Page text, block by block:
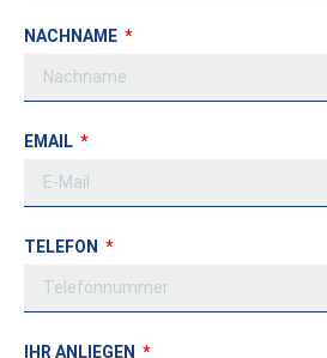
NACHNAME
EMAIL
TELEFON
IHR ANLIEGEN